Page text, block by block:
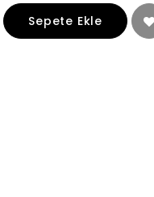
Sepete Ekle